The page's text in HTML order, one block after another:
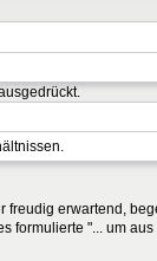
erwartend,
formulierte "... um